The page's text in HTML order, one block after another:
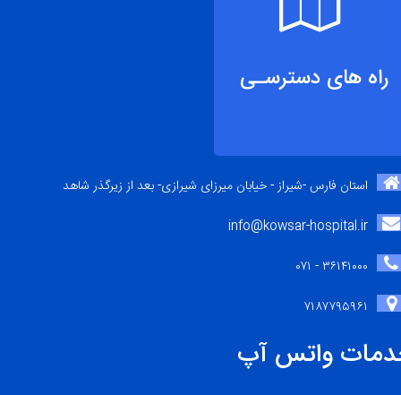
راه های دسترسـی
استان فارس -شیراز - خیابان میرزای شیرازی- بعد از زیرگذر شاهد
info@kowsar-hospital.ir
۳۶۱۴۱۰۰۰ - ۰۷۱
۷۱۸۷۷۹۵۹۶۱
واتس آپ